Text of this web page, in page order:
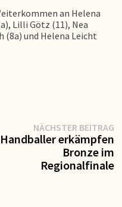
an Helena
Lilli Götz (11), Nea
(8a) und Helena Leicht
NÄCHSTER BEITRAG
Handballer erkämpfen
Bronze im
Regionalfinale